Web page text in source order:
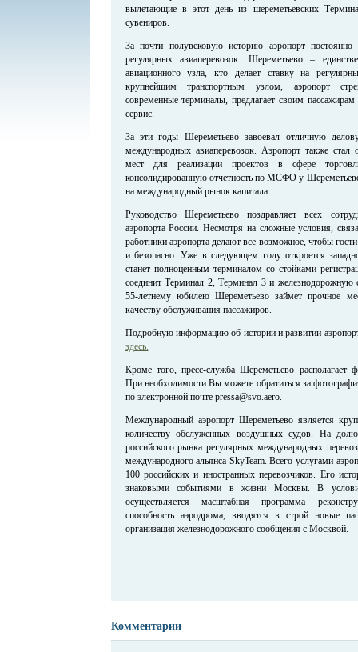
вылетающие в этот день из шереметьевских
сувениров.
За почти полувековую историю аэропорт постоянно
регулярных авиаперевозок. Шереметьево –
авиационного узла, кто делает ставку на
крупнейшим транспортным узлом, аэропорт
современные терминалы, предлагает своим
сервис.
За эти годы Шереметьево завоевал отличную
международных авиаперевозок. Аэропорт также стал
мест для реализации проектов в сфере
консолидированную отчетность по МСФО у
на международный рынок капитала.
Руководство Шереметьево поздравляет всех
аэропорта России. Несмотря на сложные условия,
работники аэропорта делают все возможное, чтобы
и безопасно. Уже в следующем году откроется
станет полноценным терминалом со стойками
соединит Терминал 2, Терминал 3 и железнодорожную
55-летнему юбилею Шереметьево займет прочное
качеству обслуживания пассажиров.
Подробную информацию об истории и развитии
здесь.
Кроме того, пресс-служба Шереметьево располагает
При необходимости Вы можете обратиться за
по электронной почте pressa@svo.aero.
Международный аэропорт Шереметьево является
количеству обслуженных воздушных судов. На
российского рынка регулярных международных
международного альянса SkyTeam. Всего услугами
100 российских и иностранных перевозчиков. Его
знаковыми событиями в жизни Москвы. В
осуществляется масштабная программа
способность аэродрома, вводятся в строй новые
организация железнодорожного сообщения с Москвой.
Комментарии